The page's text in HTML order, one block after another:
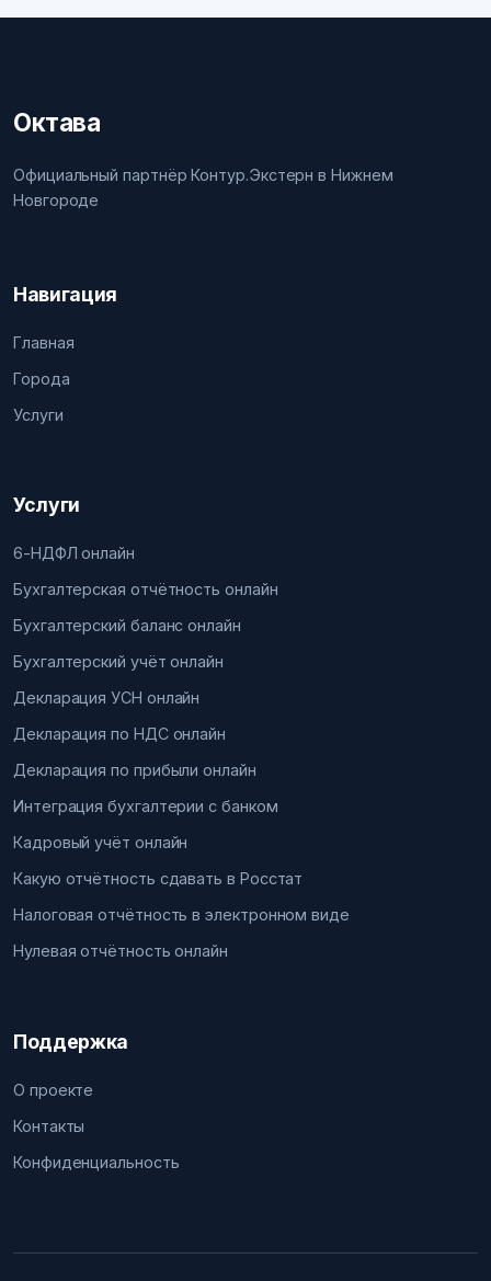
Октава
Официальный партнёр Контур.Экстерн в Нижнем
Новгороде
Навигация
Главная
Города
Услуги
Услуги
6-НДФЛ онлайн
Бухгалтерская отчётность онлайн
Бухгалтерский баланс онлайн
Бухгалтерский учёт онлайн
Декларация УСН онлайн
Декларация по НДС онлайн
Декларация по прибыли онлайн
Интеграция бухгалтерии с банком
Кадровый учёт онлайн
Какую отчётность сдавать в Росстат
Налоговая отчётность в электронном виде
Нулевая отчётность онлайн
Поддержка
О проекте
Контакты
Конфиденциальность